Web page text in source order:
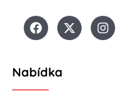
Nabídka